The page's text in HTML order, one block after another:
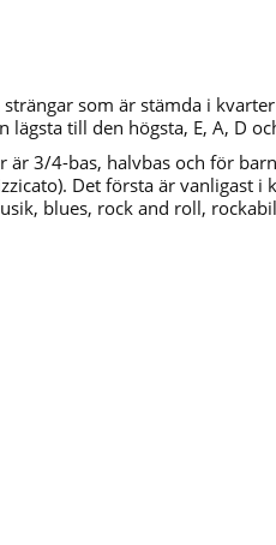
som är stämda i
till den högsta, E, A, D
3/4-bas, halvbas och för
Det första är vanligast i
blues, rock and roll,